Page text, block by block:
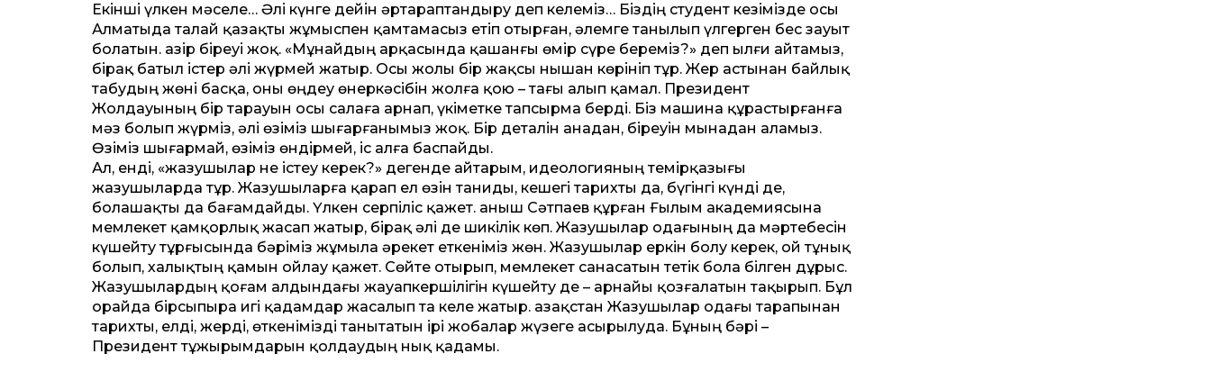
Екінші үлкен мәселе… Әлі күнге дейін әртараптандыру деп келеміз… Біздің студент кезімізде осы
Алматыда талай қазақты жұмыспен қамтамасыз етіп отырған, әлемге танылып үлгерген бес зауыт
болатын. Қазір біреуі жоқ. «Мұнайдың арқасында қашанғы өмір сүре береміз?» деп ылғи айтамыз,
бірақ батыл істер әлі жүрмей жатыр. Осы жолы бір жақсы нышан көрініп тұр. Жер астынан байлық
табудың жөні басқа, оны өңдеу өнеркәсібін жолға қою – тағы алып қамал. Президент
Жолдауының бір тарауын осы салаға арнап, үкіметке тапсырма берді. Біз машина құрастырғанға
мәз болып жүрміз, әлі өзіміз шығарғанымыз жоқ. Бір деталін анадан, біреуін мынадан аламыз.
Өзіміз шығармай, өзіміз өндірмей, іс алға баспайды.
Ал, енді, «жазушылар не істеу керек?» дегенде айтарым, идеология­ның темірқазығы
жазушыларда тұр. Жазушыларға қарап ел өзін таниды, кешегі тарихты да, бүгінгі күнді де,
болашақты да бағамдайды. Үлкен серпіліс қажет. Қаныш Сәтпаев құрған Ғылым академиясына
мемлекет қамқорлық жасап жатыр, бірақ әлі де шикілік көп. Жазушылар одағының да мәртебесін
күшейту тұрғысында бәріміз жұмыла әрекет еткеніміз жөн. Жазушылар еркін болу керек, ой тұнық
болып, халықтың қамын ойлау қажет. Сөйте отырып, мемлекет санасатын тетік бола білген дұрыс.
Жазушылардың қоғам алдындағы жауапкершілігін күшейту де – арнайы қозғалатын тақырып. Бұл
орайда бірсыпыра игі қадамдар жасалып та келе жатыр. Қазақстан Жазушылар одағы тарапынан
тарихты, елді, жерді, өткенімізді танытатын ірі жобалар жүзеге асырылуда. Бұның бәрі –
Президент тұжырымдарын қолдаудың нық қадамы.